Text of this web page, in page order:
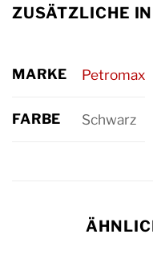
ZUSÄTZLICHE
MARKE Petromax
FARBE Schwarz